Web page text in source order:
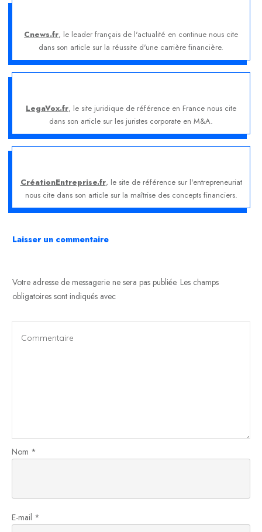
Cnews.fr, le leader français de l'actualité en continue nous cite
dans son article sur la réussite d'une carrière financière.
LegaVox.fr, le site juridique de référence en France nous cite
dans son article sur les juristes corporate en M&A.
CréationEntreprise.fr, le site de référence sur l'entrepreneuriat
nous cite dans son article sur la maîtrise des concepts financiers.
Laisser un commentaire
Votre adresse de messagerie ne sera pas publiée. Les champs
obligatoires sont indiqués avec
Nom *
E-mail *